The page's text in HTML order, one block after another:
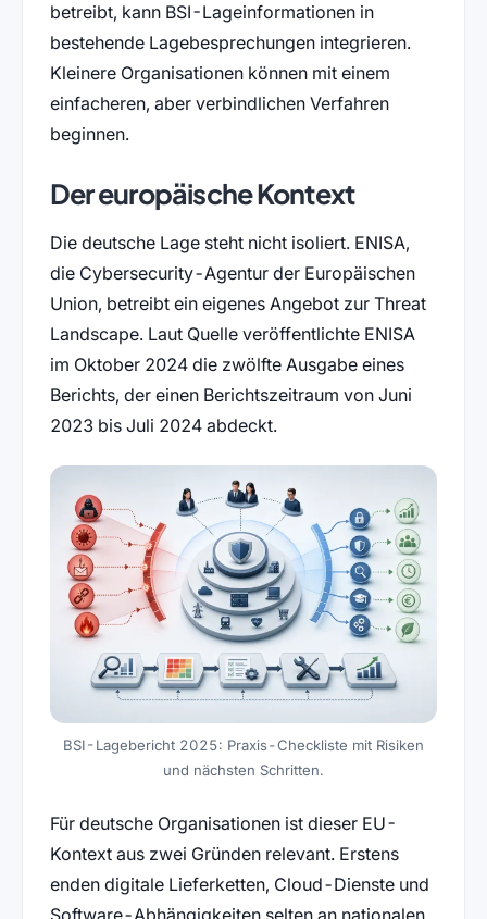
betreibt, kann BSI-Lageinformationen in
bestehende Lagebesprechungen integrieren.
Kleinere Organisationen können mit einem
einfacheren, aber verbindlichen Verfahren
beginnen.
Der europäische Kontext
Die deutsche Lage steht nicht isoliert. ENISA,
die Cybersecurity-Agentur der Europäischen
Union, betreibt ein eigenes Angebot zur Threat
Landscape. Laut Quelle veröffentlichte ENISA
im Oktober 2024 die zwölfte Ausgabe eines
Berichts, der einen Berichtszeitraum von Juni
2023 bis Juli 2024 abdeckt.
BSI-Lagebericht 2025: Praxis-Checkliste mit Risiken
und nächsten Schritten.
Für deutsche Organisationen ist dieser EU-
Kontext aus zwei Gründen relevant. Erstens
enden digitale Lieferketten, Cloud-Dienste und
Software-Abhängigkeiten selten an nationalen